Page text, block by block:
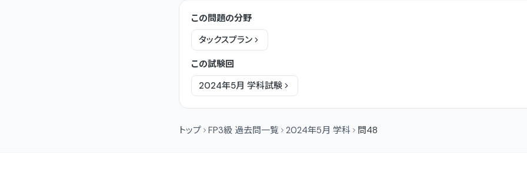
この問題の分野
タックスプラン
この試験回
2024年5月 学科試験
トップ FP3級 過去問一覧 2024年5月 学科 問48